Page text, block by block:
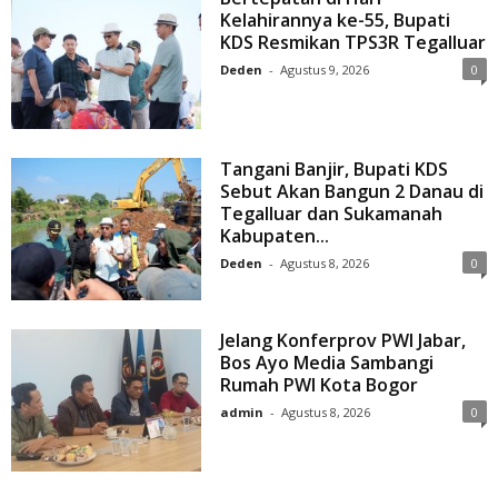
Kelahirannya ke-55, Bupati
KDS Resmikan TPS3R Tegalluar
Deden - Agustus 9, 2026 0
Tangani Banjir, Bupati KDS
Sebut Akan Bangun 2 Danau di
Tegalluar dan Sukamanah
Kabupaten...
Deden - Agustus 8, 2026 0
Jelang Konferprov PWI Jabar,
Bos Ayo Media Sambangi
Rumah PWI Kota Bogor
admin - Agustus 8, 2026 0